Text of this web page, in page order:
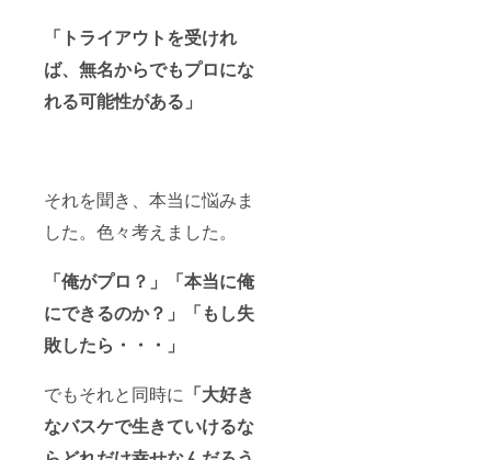
「トライアウトを受けれ
ば、無名からでもプロにな
れる可能性がある」
それを聞き、本当に悩みま
した。色々考えました。
「俺がプロ？」「本当に俺
にできるのか？」「もし失
敗したら・・・」
でもそれと同時に 「大好き
なバスケで生きていけるな